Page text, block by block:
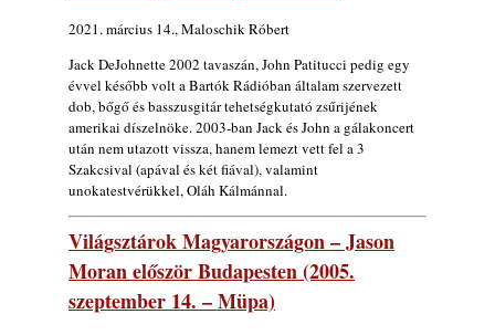
2021. március 14., Maloschik Róbert
Jack DeJohnette 2002 tavaszán, John Patitucci pedig egy
évvel később volt a Bartók Rádióban általam szervezett
dob, bőgő és basszusgitár tehetségkutató zsűrijének
amerikai díszelnöke. 2003-ban Jack és John a gálakoncert
után nem utazott vissza, hanem lemezt vett fel a 3
Szakcsival (apával és két fiával), valamint
unokatestvérükkel, Oláh Kálmánnal.
Világsztárok Magyarországon – Jason
Moran először Budapesten (2005.
szeptember 14. – Müpa)